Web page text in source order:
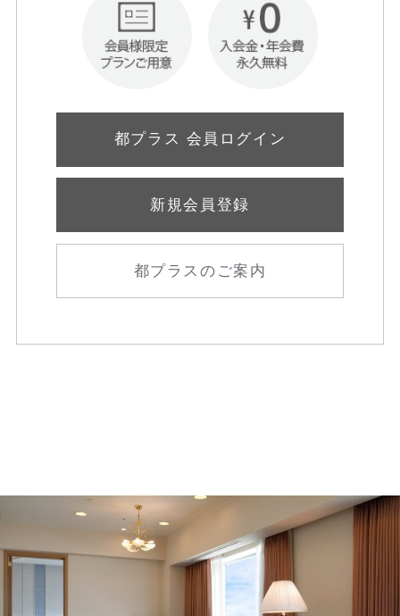
都プラス 会員ログイン
新規会員登録
都プラスのご案内